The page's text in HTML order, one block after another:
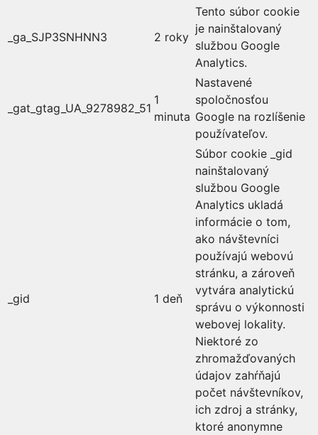
_ga_SJP3SNHNN3 2 roky
Tento súbor cookie
je nainštalovaný
službou Google
Analytics.
_gat_gtag_UA_9278982_51
1
minuta
Nastavené
spoločnosťou
Google na rozlíšenie
používateľov.
_gid 1 deň
Súbor cookie _gid
nainštalovaný
službou Google
Analytics ukladá
informácie o tom,
ako návštevníci
používajú webovú
stránku, a zároveň
vytvára analytickú
správu o výkonnosti
webovej lokality.
Niektoré zo
zhromažďovaných
údajov zahŕňajú
počet návštevníkov,
ich zdroj a stránky,
ktoré anonymne